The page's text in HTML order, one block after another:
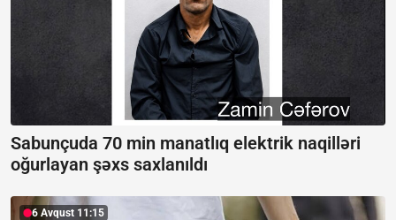
Sabunçuda 70 min manatlıq elektrik naqilləri
oğurlayan şəxs saxlanıldı
6 Avqust 11:15